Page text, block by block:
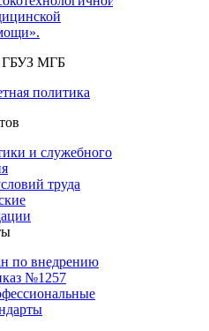
ГБУЗ МГБ
политика
и служебного
труда
по внедрению
№1257